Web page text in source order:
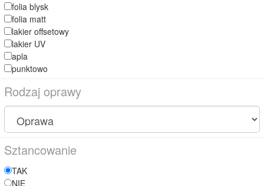
folia blysk
folia matt
lakier offsetowy
lakier UV
apla
punktowo
Rodzaj oprawy
Sztancowanie
TAK
NIE